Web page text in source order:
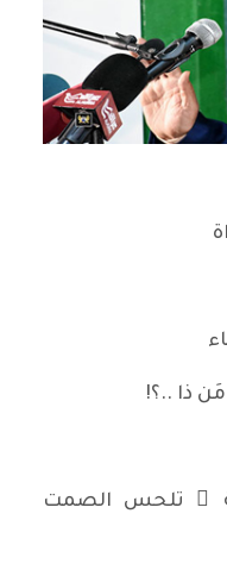
ذا ..؟!
تلحس الصمت